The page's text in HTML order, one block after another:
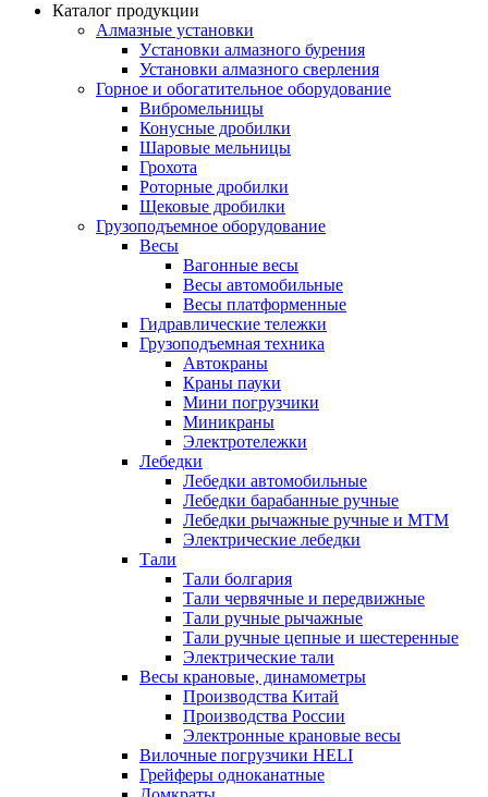
Каталог продукции
Алмазные установки
Уcтановки алмазного бурения
Установки алмазного сверления
Горное и обогатительное оборудование
Вибромельницы
Конусные дробилки
Шаровые мельницы
Грохота
Роторные дробилки
Щековые дробилки
Грузоподъемное оборудование
Весы
Вагонные весы
Весы автомобильные
Весы платформенные
Гидравлические тележки
Грузоподъемная техника
Автокраны
Краны пауки
Мини погрузчики
Миникраны
Электротележки
Лебедки
Лебедки автомобильные
Лебедки барабанные ручные
Лебедки рычажные ручные и МТМ
Электрические лебедки
Тали
Тали болгария
Тали червячные и передвижные
Тали ручные рычажные
Тали ручные цепные и шестеренные
Электрические тали
Весы крановые, динамометры
Производства Китай
Производства России
Электронные крановые весы
Вилочные погрузчики HELI
Грейферы одноканатные